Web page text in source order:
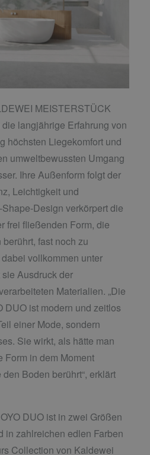
MEISTERSTÜCK
langjährige Erfahrung von
höchsten Liegekomfort und
umweltbewussten Umgang
Ihre Außenform folgt der
Leichtigkeit und
Design verkörpert die
frei fließenden Form, die
fast noch zu
vollkommen unter
Ausdruck der
Materialien. „Die
DUO ist modern und zeitlos
einer Mode, sondern
Sie wirkt, als hätte man
Form in dem Moment
Boden berührt“, erklärt
DUO ist in zwei Größen
in zahlreichen edlen Farben
Collection von Kaldewei